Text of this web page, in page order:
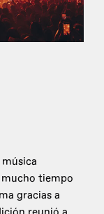
mucho tiempo
gracias a